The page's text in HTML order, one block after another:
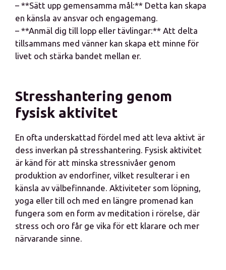
– **Sätt upp gemensamma mål:** Detta kan skapa
en känsla av ansvar och engagemang.
– **Anmäl dig till lopp eller tävlingar:** Att delta
tillsammans med vänner kan skapa ett minne för
livet och stärka bandet mellan er.
Stresshantering genom
fysisk aktivitet
En ofta underskattad fördel med att leva aktivt är
dess inverkan på stresshantering. Fysisk aktivitet
är känd för att minska stressnivåer genom
produktion av endorfiner, vilket resulterar i en
känsla av välbefinnande. Aktiviteter som löpning,
yoga eller till och med en längre promenad kan
fungera som en form av meditation i rörelse, där
stress och oro får ge vika för ett klarare och mer
närvarande sinne.